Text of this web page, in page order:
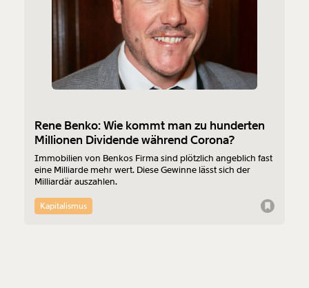
Rene Benko: Wie kommt man zu hunderten
Millionen Dividende während Corona?
Immobilien von Benkos Firma sind plötzlich angeblich fast
eine Milliarde mehr wert. Diese Gewinne lässt sich der
Milliardär auszahlen.
Kapitalismus